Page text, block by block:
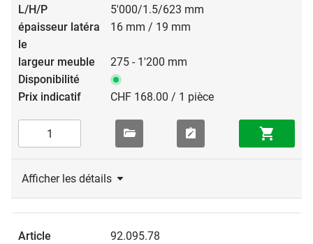
5'000/1.5/623 mm
16 mm / 19 mm
275 - 1'200 mm
CHF 168.00 / 1 pièce
Afficher les détails
92.095.78